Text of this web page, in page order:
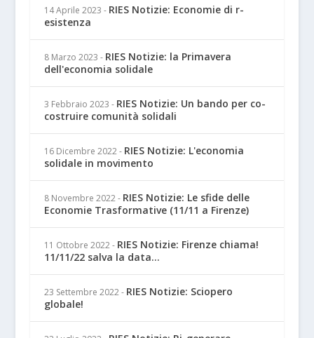
14 Aprile 2023 - RIES Notizie: Economie di r-
esistenza
8 Marzo 2023 - RIES Notizie: la Primavera
dell'economia solidale
3 Febbraio 2023 - RIES Notizie: Un bando per co-
costruire comunità solidali
16 Dicembre 2022 - RIES Notizie: L'economia
solidale in movimento
8 Novembre 2022 - RIES Notizie: Le sfide delle
Economie Trasformative (11/11 a Firenze)
11 Ottobre 2022 - RIES Notizie: Firenze chiama!
11/11/22 salva la data...
23 Settembre 2022 - RIES Notizie: Sciopero
globale!